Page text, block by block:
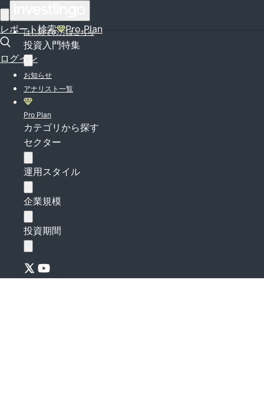
レポート検索 Pro Plan
ログイン
はじめての方はこちら
投資入門特集
お知らせ
アナリスト一覧
Pro Plan
カテゴリから探す
セクター
運用スタイル
企業規模
投資期間